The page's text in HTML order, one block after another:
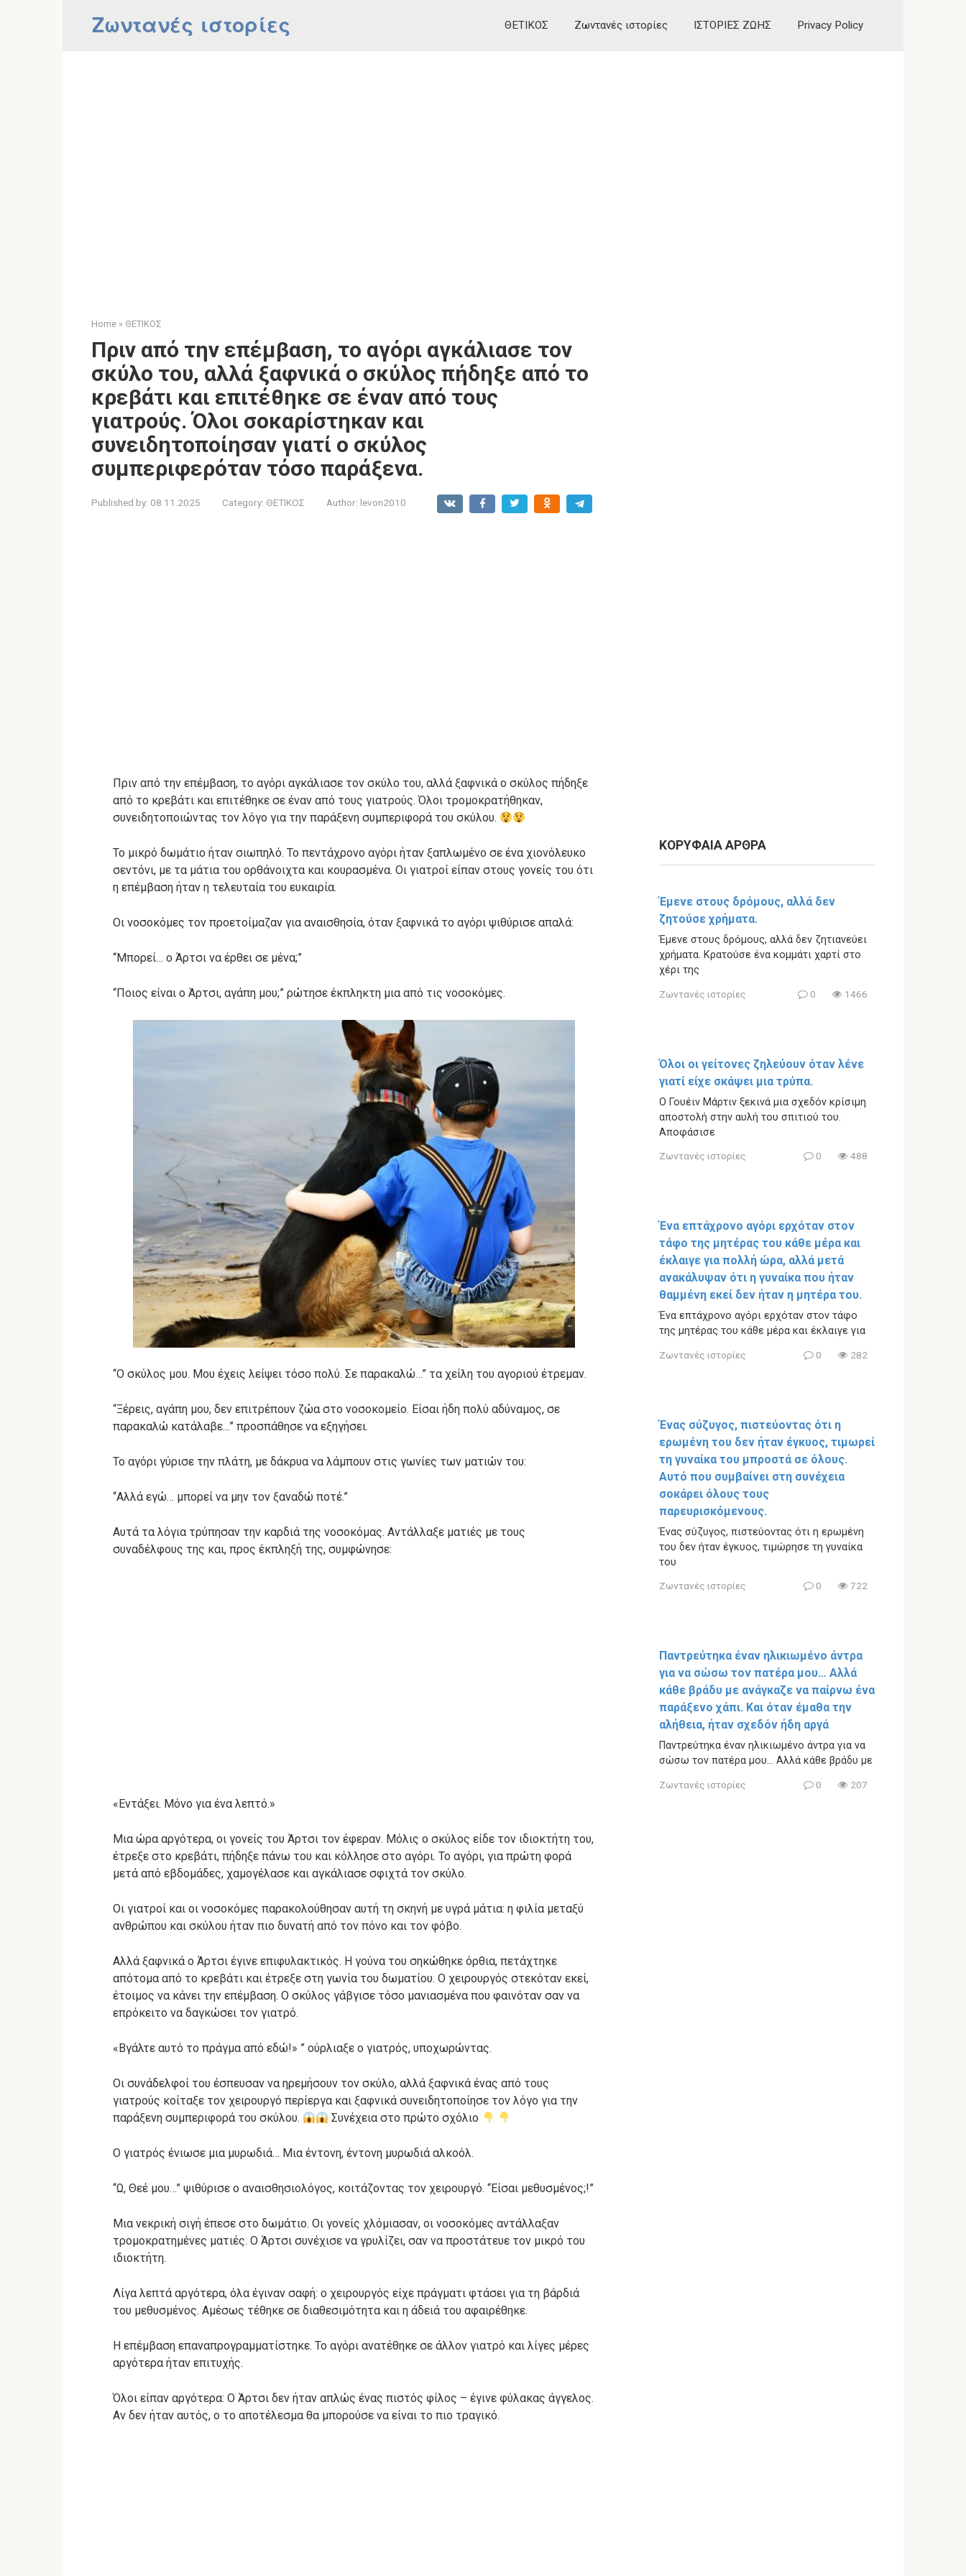
Ζωντανές ιστορίες ΘΕΤΙΚΟΣ Ζωντανές ιστορίες ΙΣΤΟΡΙΕΣ ΖΩΗΣ Privacy Policy
Home » ΘΕΤΙΚΟΣ
Πριν από την επέμβαση, το αγόρι αγκάλιασε τον
σκύλο του, αλλά ξαφνικά ο σκύλος πήδηξε από το
κρεβάτι και επιτέθηκε σε έναν από τους
γιατρούς. Όλοι σοκαρίστηκαν και
συνειδητοποίησαν γιατί ο σκύλος
συμπεριφερόταν τόσο παράξενα.
Published by: 08.11.2025 Category: ΘΕΤΙΚΟΣ Author: levon2010
Πριν από την επέμβαση, το αγόρι αγκάλιασε τον σκύλο του, αλλά ξαφνικά ο σκύλος πήδηξε
από το κρεβάτι και επιτέθηκε σε έναν από τους γιατρούς. Όλοι τρομοκρατήθηκαν,
συνειδητοποιώντας τον λόγο για την παράξενη συμπεριφορά του σκύλου.
Το μικρό δωμάτιο ήταν σιωπηλό. Το πεντάχρονο αγόρι ήταν ξαπλωμένο σε ένα χιονόλευκο
σεντόνι, με τα μάτια του ορθάνοιχτα και κουρασμένα. Οι γιατροί είπαν στους γονείς του ότι
η επέμβαση ήταν η τελευταία του ευκαιρία.
Οι νοσοκόμες τον προετοίμαζαν για αναισθησία, όταν ξαφνικά το αγόρι ψιθύρισε απαλά:
“Μπορεί… ο Άρτσι να έρθει σε μένα;”
“Ποιος είναι ο Άρτσι, αγάπη μου;” ρώτησε έκπληκτη μια από τις νοσοκόμες.
“Ο σκύλος μου. Μου έχεις λείψει τόσο πολύ. Σε παρακαλώ…” τα χείλη του αγοριού έτρεμαν.
“Ξέρεις, αγάπη μου, δεν επιτρέπουν ζώα στο νοσοκομείο. Είσαι ήδη πολύ αδύναμος, σε
παρακαλώ κατάλαβε…” προσπάθησε να εξηγήσει.
Το αγόρι γύρισε την πλάτη, με δάκρυα να λάμπουν στις γωνίες των ματιών του:
“Αλλά εγώ… μπορεί να μην τον ξαναδώ ποτέ.”
Αυτά τα λόγια τρύπησαν την καρδιά της νοσοκόμας. Αντάλλαξε ματιές με τους
συναδέλφους της και, προς έκπληξή της, συμφώνησε:
«Εντάξει. Μόνο για ένα λεπτό.»
Μια ώρα αργότερα, οι γονείς του Άρτσι τον έφεραν. Μόλις ο σκύλος είδε τον ιδιοκτήτη του,
έτρεξε στο κρεβάτι, πήδηξε πάνω του και κόλλησε στο αγόρι. Το αγόρι, για πρώτη φορά
μετά από εβδομάδες, χαμογέλασε και αγκάλιασε σφιχτά τον σκύλο.
Οι γιατροί και οι νοσοκόμες παρακολούθησαν αυτή τη σκηνή με υγρά μάτια: η φιλία μεταξύ
ανθρώπου και σκύλου ήταν πιο δυνατή από τον πόνο και τον φόβο.
Αλλά ξαφνικά ο Άρτσι έγινε επιφυλακτικός. Η γούνα του σηκώθηκε όρθια, πετάχτηκε
απότομα από το κρεβάτι και έτρεξε στη γωνία του δωματίου. Ο χειρουργός στεκόταν εκεί,
έτοιμος να κάνει την επέμβαση. Ο σκύλος γάβγισε τόσο μανιασμένα που φαινόταν σαν να
επρόκειτο να δαγκώσει τον γιατρό.
«Βγάλτε αυτό το πράγμα από εδώ!» ” ούρλιαξε ο γιατρός, υποχωρώντας.
Οι συνάδελφοί του έσπευσαν να ηρεμήσουν τον σκύλο, αλλά ξαφνικά ένας από τους
γιατρούς κοίταξε τον χειρουργό περίεργα και ξαφνικά συνειδητοποίησε τον λόγο για την
παράξενη συμπεριφορά του σκύλου.
Συνέχεια στο πρώτο σχόλιο
Ο γιατρός ένιωσε μια μυρωδιά… Μια έντονη, έντονη μυρωδιά αλκοόλ.
“Ω, Θεέ μου…” ψιθύρισε ο αναισθησιολόγος, κοιτάζοντας τον χειρουργό. “Είσαι μεθυσμένος;!”
Μια νεκρική σιγή έπεσε στο δωμάτιο. Οι γονείς χλόμιασαν, οι νοσοκόμες αντάλλαξαν
τρομοκρατημένες ματιές. Ο Άρτσι συνέχισε να γρυλίζει, σαν να προστάτευε τον μικρό του
ιδιοκτήτη.
Λίγα λεπτά αργότερα, όλα έγιναν σαφή: ο χειρουργός είχε πράγματι φτάσει για τη βάρδιά
του μεθυσμένος. Αμέσως τέθηκε σε διαθεσιμότητα και η άδειά του αφαιρέθηκε.
Η επέμβαση επαναπρογραμματίστηκε. Το αγόρι ανατέθηκε σε άλλον γιατρό και λίγες μέρες
αργότερα ήταν επιτυχής.
Όλοι είπαν αργότερα: Ο Άρτσι δεν ήταν απλώς ένας πιστός φίλος – έγινε φύλακας άγγελος.
Αν δεν ήταν αυτός, ο το αποτέλεσμα θα μπορούσε να είναι το πιο τραγικό.
ΚΟΡΥΦΑΙΑ ΑΡΘΡΑ
Έμενε στους δρόμους, αλλά δεν
ζητούσε χρήματα.
Έμενε στους δρόμους, αλλά δεν ζητιανεύει
χρήματα. Κρατούσε ένα κομμάτι χαρτί στο
χέρι της
Ζωντανές ιστορίες 0 1466
Όλοι οι γείτονες ζηλεύουν όταν λένε
γιατί είχε σκάψει μια τρύπα.
Ο Γουέιν Μάρτιν ξεκινά μια σχεδόν κρίσιμη
αποστολή στην αυλή του σπιτιού του.
Αποφάσισε
Ζωντανές ιστορίες 0 488
Ένα επτάχρονο αγόρι ερχόταν στον
τάφο της μητέρας του κάθε μέρα και
έκλαιγε για πολλή ώρα, αλλά μετά
ανακάλυψαν ότι η γυναίκα που ήταν
θαμμένη εκεί δεν ήταν η μητέρα του.
Ένα επτάχρονο αγόρι ερχόταν στον τάφο
της μητέρας του κάθε μέρα και έκλαιγε για
Ζωντανές ιστορίες 0 282
Ένας σύζυγος, πιστεύοντας ότι η
ερωμένη του δεν ήταν έγκυος, τιμωρεί
τη γυναίκα του μπροστά σε όλους.
Αυτό που συμβαίνει στη συνέχεια
σοκάρει όλους τους
παρευρισκόμενους.
Ένας σύζυγος, πιστεύοντας ότι η ερωμένη
του δεν ήταν έγκυος, τιμώρησε τη γυναίκα
του
Ζωντανές ιστορίες 0 722
Παντρεύτηκα έναν ηλικιωμένο άντρα
για να σώσω τον πατέρα μου… Αλλά
κάθε βράδυ με ανάγκαζε να παίρνω ένα
παράξενο χάπι. Και όταν έμαθα την
αλήθεια, ήταν σχεδόν ήδη αργά
Παντρεύτηκα έναν ηλικιωμένο άντρα για να
σώσω τον πατέρα μου… Αλλά κάθε βράδυ με
Ζωντανές ιστορίες 0 207